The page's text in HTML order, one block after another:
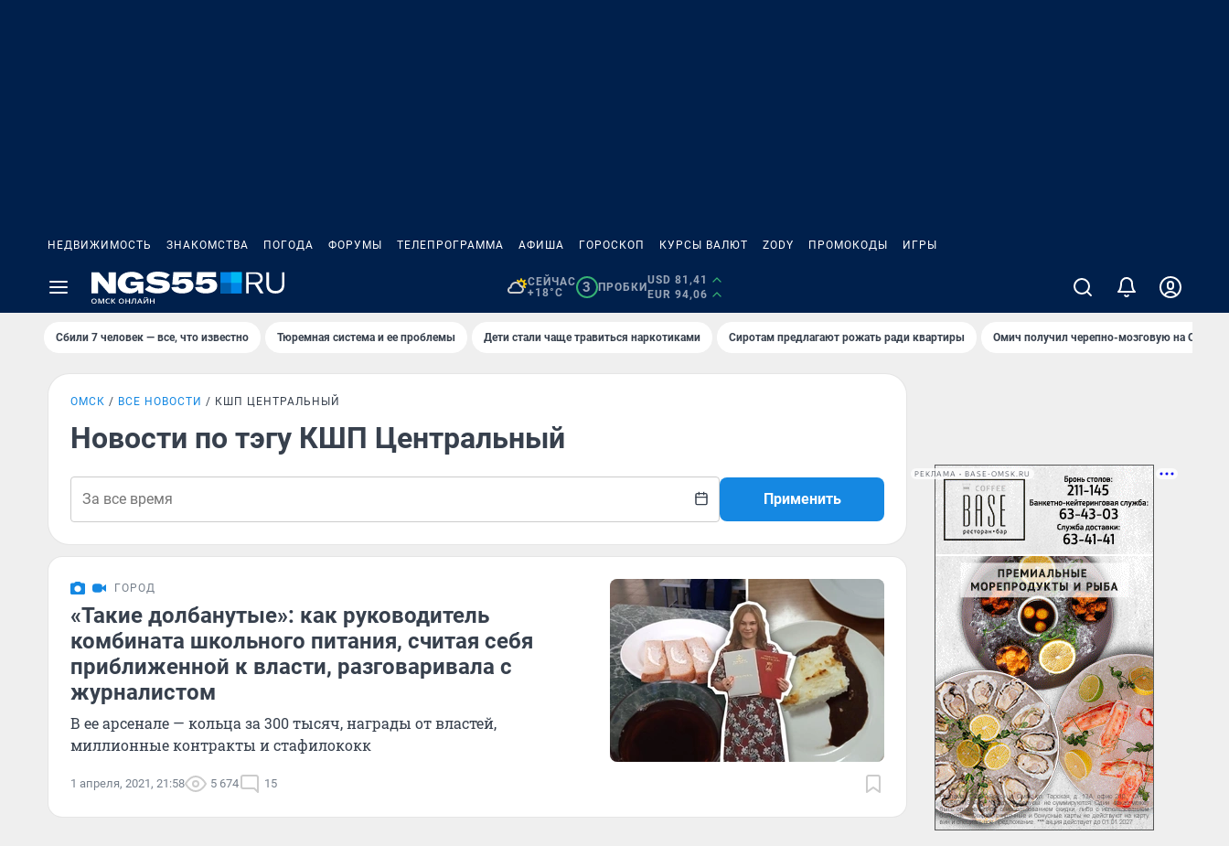
НЕДВИЖИМОСТЬ ЗНАКОМСТВА ПОГОДА ФОРУМЫ ТЕЛЕПРОГРАММА АФИША ГОРОСКОП КУРСЫ ВАЛЮТ ZODY ПРОМОКОДЫ ИГРЫ
СЕЙЧАС
+18°C
3 ПРОБКИ
USD 81,41
EUR 94,06
Сбили 7 человек — все, что известно Тюремная система и ее проблемы Дети стали чаще травиться наркотиками Сиротам предлагают рожать ради квартиры Омич получил черепно-мозговую на ОНПЗ
ОМСК ВСЕ НОВОСТИ КШП ЦЕНТРАЛЬНЫЙ
Новости по тэгу КШП Центральный
Применить
ГОРОД
«Такие долбанутые»: как руководитель
комбината школьного питания, считая себя
приближенной к власти, разговаривала с
журналистом
В ее арсенале — кольца за 300 тысяч, награды от властей,
миллионные контракты и стафилококк
1 апреля, 2021, 21:58 5 674 15
РЕКЛАМА • BASE-OMSK.RU